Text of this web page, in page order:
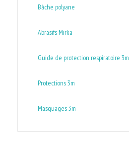
Bâche polyane
Abrasifs Mirka
Guide de protection respiratoire 3m
Protections 3m
Masquages 3m